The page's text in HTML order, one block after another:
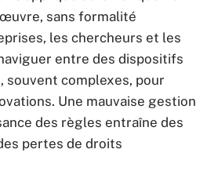
œuvre, sans formalité
les chercheurs et les
entre des dispositifs
souvent complexes, pour
Une mauvaise gestion
des règles entraîne des
pertes de droits